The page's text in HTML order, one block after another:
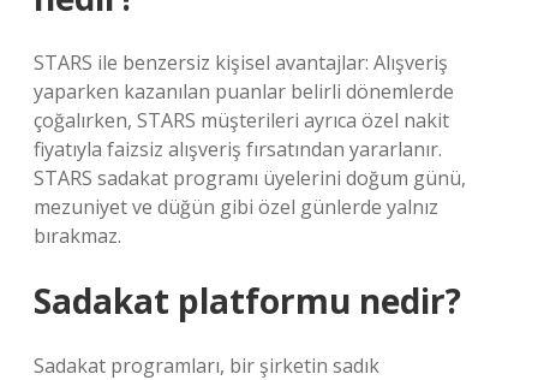
STARS ile benzersiz kişisel avantajlar: Alışveriş
yaparken kazanılan puanlar belirli dönemlerde
çoğalırken, STARS müşterileri ayrıca özel nakit
fiyatıyla faizsiz alışveriş fırsatından yararlanır.
STARS sadakat programı üyelerini doğum günü,
mezuniyet ve düğün gibi özel günlerde yalnız
bırakmaz.
Sadakat platformu nedir?
Sadakat programları, bir şirketin sadık